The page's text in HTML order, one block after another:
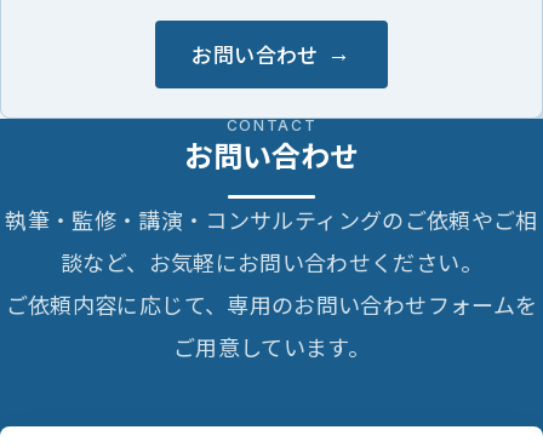
お問い合わせ
CONTACT
お問い合わせ
執筆・監修・講演・コンサルティングのご依頼やご相
談など、お気軽にお問い合わせください。
ご依頼内容に応じて、専用のお問い合わせフォームを
ご用意しています。